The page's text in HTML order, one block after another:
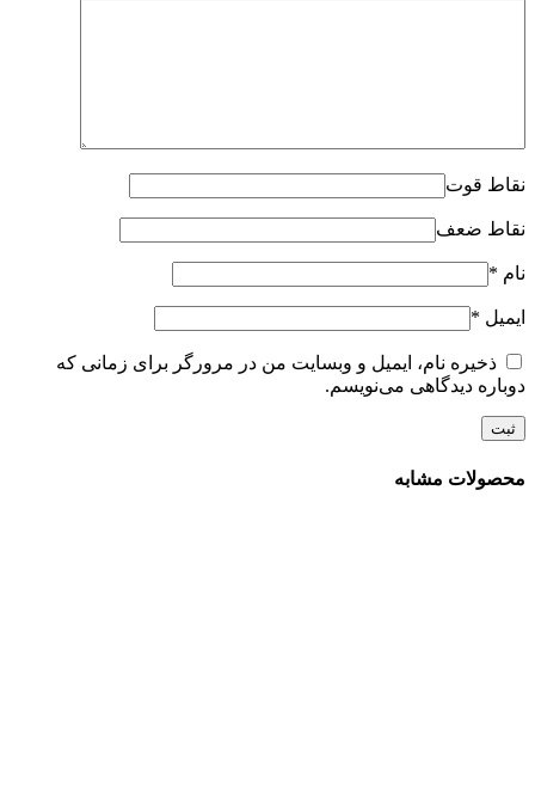
نقاط قوت
نقاط ضعف
نام *
ایمیل *
ذخیره نام، ایمیل و وبسایت من در مرورگر برای زمانی که
دوباره دیدگاهی می‌نویسم.
محصولات مشابه